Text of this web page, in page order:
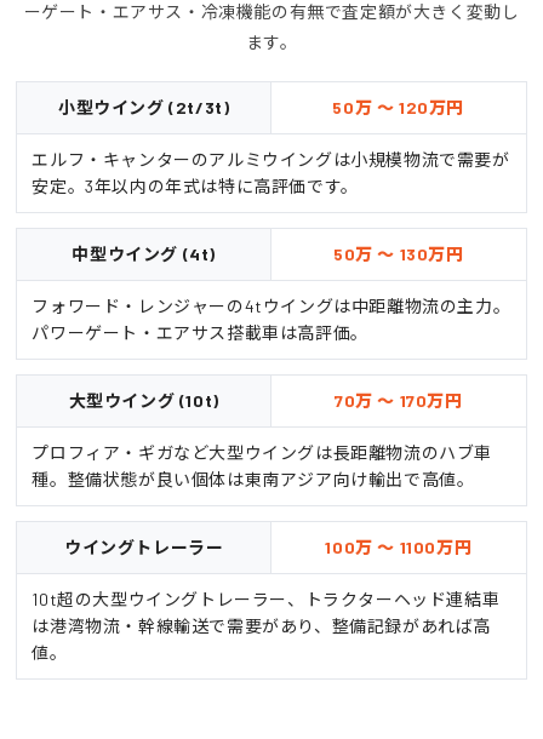
ーゲート・エアサス・冷凍機能の有無で査定額が大きく変動し
ます。
小型ウイング (2t/3t)
エルフ・キャンターのアルミウイングは小規模物流で需要が
安定。3年以内の年式は特に高評価です。
50万 ～ 120万円
中型ウイング (4t)
フォワード・レンジャーの4tウイングは中距離物流の主力。
パワーゲート・エアサス搭載車は高評価。
50万 ～ 130万円
大型ウイング (10t)
プロフィア・ギガなど大型ウイングは長距離物流のハブ車
種。整備状態が良い個体は東南アジア向け輸出で高値。
70万 ～ 170万円
ウイングトレーラー
10t超の大型ウイングトレーラー、トラクターヘッド連結車
は港湾物流・幹線輸送で需要があり、整備記録があれば高
値。
100万 ～ 1100万円